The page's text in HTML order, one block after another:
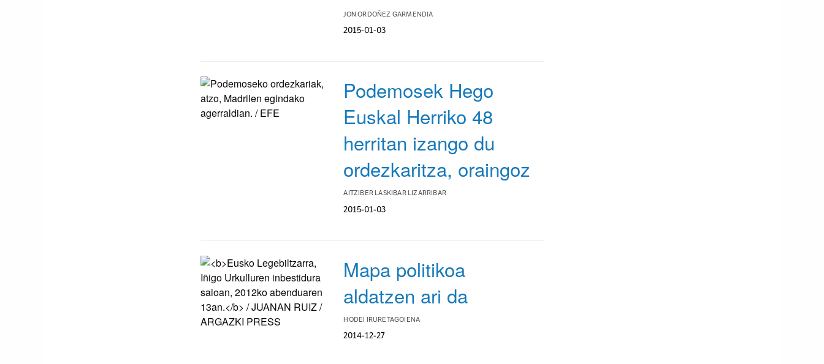
JON ORDOÑEZ GARMENDIA
2015-01-03
Podemosek Hego
Euskal Herriko 48
herritan izango du
ordezkaritza, oraingoz
AITZIBER LASKIBAR LIZARRIBAR
2015-01-03
Mapa politikoa
aldatzen ari da
HODEI IRURETAGOIENA
2014-12-27